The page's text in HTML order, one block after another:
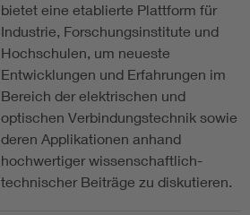
bietet eine etablierte Plattform für
Industrie, Forschungsinstitute und
Hochschulen, um neueste
Entwicklungen und Erfahrungen im
Bereich der elektrischen und
optischen Verbindungstechnik sowie
deren Applikationen anhand
hochwertiger wissenschaftlich-
technischer Beiträge zu diskutieren.